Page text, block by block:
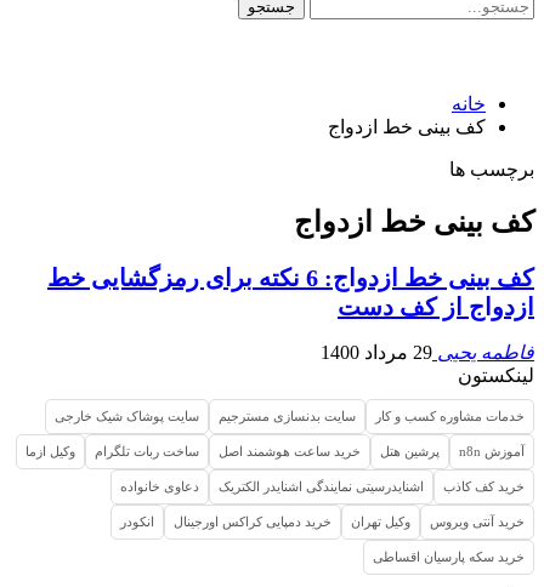
خانه
کف بینی خط ازدواج
برچسب ها
کف بینی خط ازدواج
کف بینی خط ازدواج: 6 نکته برای رمزگشایی خط
ازدواج از کف دست
فاطمه یحیی 29 مرداد 1400
لینکستون
خدمات مشاوره کسب و کار سایت بدنسازی مسترجیم سایت پوشاک شیک خارجی
آموزش n8n پرشین هتل خرید ساعت هوشمند اصل ساخت ربات تلگرام وکیل ازما
خرید کف کاذب اشنایدرسیتی نمایندگی اشنایدر الکتریک دعاوی خانواده
خرید آنتی ویروس وکیل تهران خرید دمپایی کراکس اورجینال انکودر
خرید سکه پارسیان اقساطی